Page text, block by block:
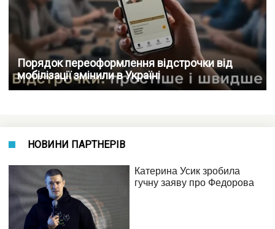
Порядок переоформлення відстрочки від
мобілізації змінили в Україні
НОВИНИ ПАРТНЕРІВ